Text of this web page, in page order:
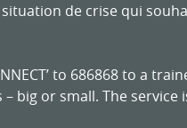
de crise qui
to 686868 to a
big or small. The service